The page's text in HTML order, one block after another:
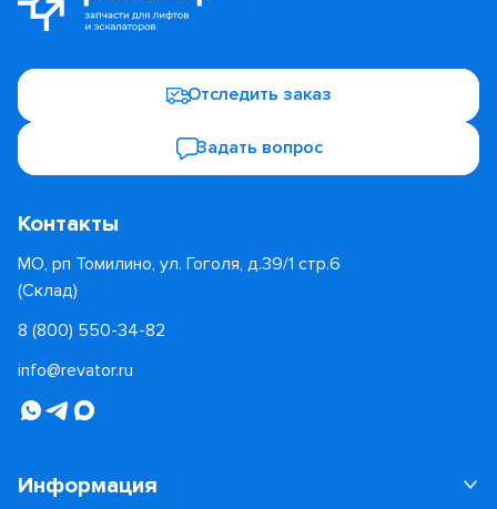
Отследить заказ
Задать вопрос
Контакты
МО, рп Томилино, ул. Гоголя, д.39/1 стр.6
(Склад)
8 (800) 550-34-82
info@revator.ru
Информация